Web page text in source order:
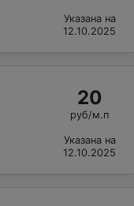
Указана на
12.10.2025
20
руб/м.п
Указана на
12.10.2025